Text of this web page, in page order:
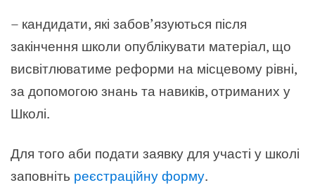
– кандидати, які забов’язуються після
закінчення школи опублікувати матеріал, що
висвітлюватиме реформи на місцевому рівні,
за допомогою знань та навиків, отриманих у
Школі.
Для того аби подати заявку для участі у школі
заповніть реєстраційну форму.